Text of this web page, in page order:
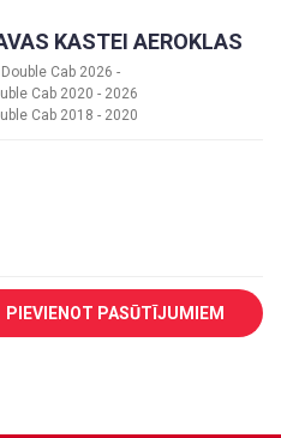
KASTEI AEROKLAS
Cab 2026 -
Cab 2020 - 2026
Cab 2018 - 2020
PIEVIENOT PASŪTĪJUMIEM